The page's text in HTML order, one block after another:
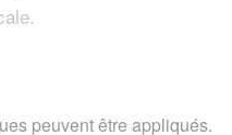
peuvent être appliqués.